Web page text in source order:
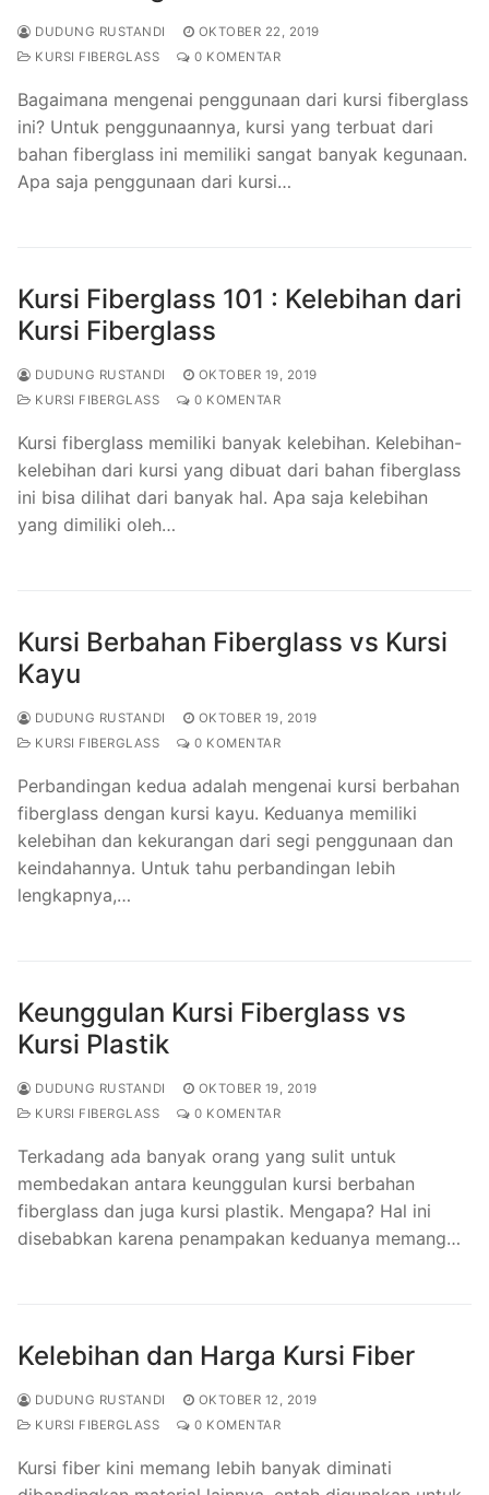
DUDUNG RUSTANDI
OKTOBER 22, 2019
KURSI FIBERGLASS
0 KOMENTAR
Bagaimana mengenai penggunaan dari kursi fiberglass
ini? Untuk penggunaannya, kursi yang terbuat dari
bahan fiberglass ini memiliki sangat banyak kegunaan.
Apa saja penggunaan dari kursi…
Kursi Fiberglass 101 : Kelebihan dari
Kursi Fiberglass
DUDUNG RUSTANDI
OKTOBER 19, 2019
KURSI FIBERGLASS
0 KOMENTAR
Kursi fiberglass memiliki banyak kelebihan. Kelebihan-
kelebihan dari kursi yang dibuat dari bahan fiberglass
ini bisa dilihat dari banyak hal. Apa saja kelebihan
yang dimiliki oleh…
Kursi Berbahan Fiberglass vs Kursi
Kayu
DUDUNG RUSTANDI
OKTOBER 19, 2019
KURSI FIBERGLASS
0 KOMENTAR
Perbandingan kedua adalah mengenai kursi berbahan
fiberglass dengan kursi kayu. Keduanya memiliki
kelebihan dan kekurangan dari segi penggunaan dan
keindahannya. Untuk tahu perbandingan lebih
lengkapnya,…
Keunggulan Kursi Fiberglass vs
Kursi Plastik
DUDUNG RUSTANDI
OKTOBER 19, 2019
KURSI FIBERGLASS
0 KOMENTAR
Terkadang ada banyak orang yang sulit untuk
membedakan antara keunggulan kursi berbahan
fiberglass dan juga kursi plastik. Mengapa? Hal ini
disebabkan karena penampakan keduanya memang…
Kelebihan dan Harga Kursi Fiber
DUDUNG RUSTANDI
OKTOBER 12, 2019
KURSI FIBERGLASS
0 KOMENTAR
Kursi fiber kini memang lebih banyak diminati